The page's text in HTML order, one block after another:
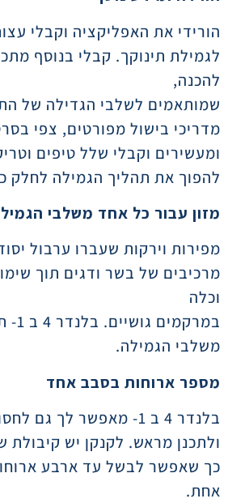
הורידי את האפליקציה וקבלי
לגמילת תינוקך. קבלי בנוסף
להכנה,
שמותאמים לשלבי הגדילה של
מדריכי בישול מפורטים, צפי
ומעשירים וקבלי שלל טיפים
להפוך את תהליך הגמילה לחלק
מזון עבור כל אחד משלבי
מפירות וירקות שעברו ערבול
מרכיבים של בשר ודגים תוך
וכלה
משלבי הגמילה.
מספר ארוחות בסבב אחד
בלנדר 4 ב 1- מאפשר לך גם
כך שאפשר לבשל עד ארבע
אחת.